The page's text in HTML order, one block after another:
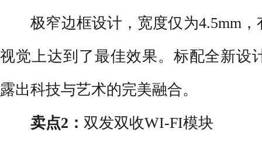
极窄边框设计，宽度仅为4.5mm，
视觉上达到了最佳效果。标配全新设
露出科技与艺术的完美融合。
卖点2： 双发双收WI-FI模块